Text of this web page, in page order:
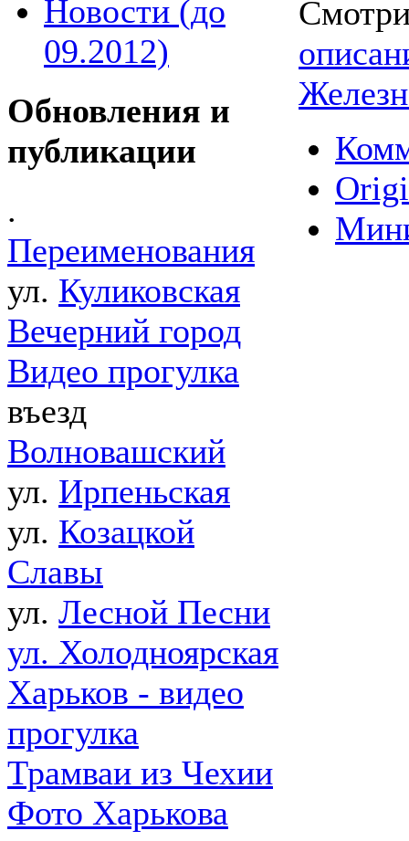
Новости (до
09.2012)
Обновления и
публикации
.
Переименования
ул. Куликовская
Вечерний город
Видео прогулка
въезд
Волновашский
ул. Ирпеньская
ул. Козацкой
Славы
ул. Лесной Песни
ул. Холодноярская
Харьков - видео
прогулка
Трамваи из Чехии
Фото Харькова